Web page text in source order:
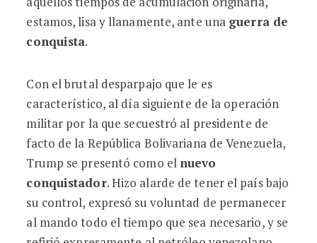
estamos, lisa y llanamente, ante una guerra de
conquista.
Con el brutal desparpajo que le es
característico, al día siguiente de la operación
militar por la que secuestró al presidente de
facto de la República Bolivariana de Venezuela,
Trump se presentó como el nuevo
conquistador. Hizo alarde de tener el país bajo
su control, expresó su voluntad de permanecer
al mando todo el tiempo que sea necesario, y se